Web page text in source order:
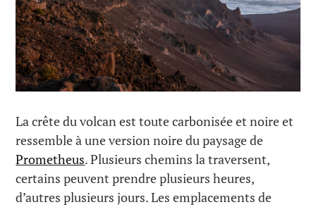
La crête du volcan est toute carbonisée et noire et
ressemble à une version noire du paysage de
Prometheus. Plusieurs chemins la traversent,
certains peuvent prendre plusieurs heures,
d’autres plusieurs jours. Les emplacements de